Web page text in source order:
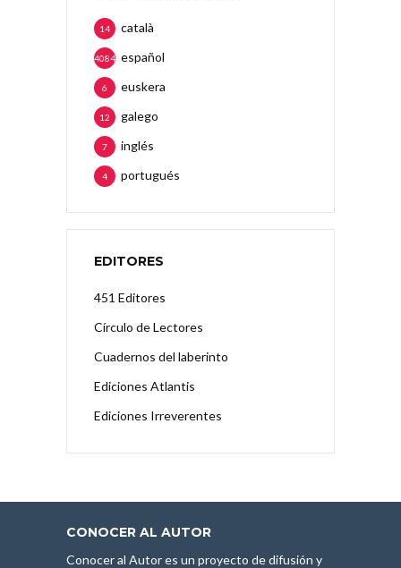
català
14
español
4084
euskera
6
galego
12
inglés
7
portugués
4
EDITORES
451 Editores
Círculo de Lectores
Cuadernos del laberinto
Ediciones Atlantis
Ediciones Irreverentes
CONOCER AL AUTOR
Conocer al Autor es un proyecto de difusión y